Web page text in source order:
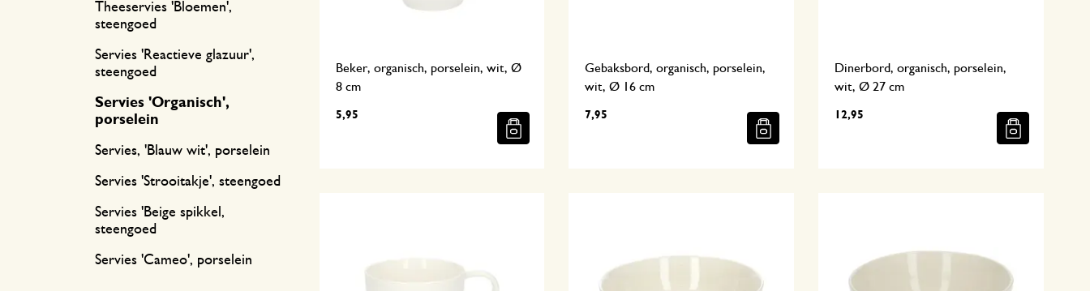
Theeservies 'Bloemen',
steengoed
Servies 'Reactieve glazuur',
steengoed
Servies 'Organisch',
porselein
Servies, 'Blauw wit', porselein
Servies 'Strooitakje', steengoed
Servies 'Beige spikkel,
steengoed
Servies 'Cameo', porselein
Beker, organisch, porselein, wit, Ø
8 cm
5,95
Gebaksbord, organisch, porselein,
wit, Ø 16 cm
7,95
Dinerbord, organisch, porselein,
wit, Ø 27 cm
12,95